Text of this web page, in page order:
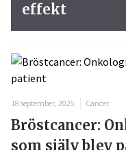
18 september, 2025 Cancer
Bröstcancer:
som själv blev
effekt